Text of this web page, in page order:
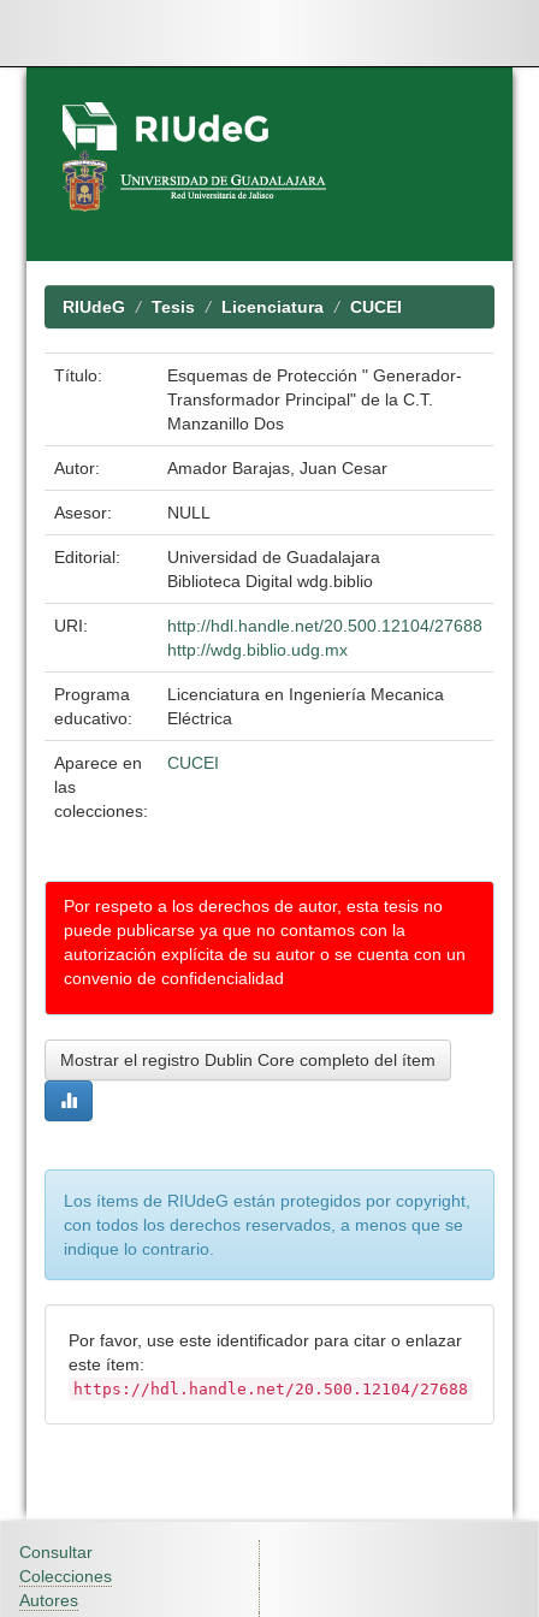
Skip
navigation
RIUdeG Tesis Licenciatura CUCEI
Título:
Esquemas de Protección " Generador-
Transformador Principal" de la C.T.
Manzanillo Dos
Autor: Amador Barajas, Juan Cesar
Asesor: NULL
Editorial:
Universidad de Guadalajara
Biblioteca Digital wdg.biblio
URI:
http://hdl.handle.net/20.500.12104/27688
http://wdg.biblio.udg.mx
Programa
educativo:
Licenciatura en Ingeniería Mecanica
Eléctrica
Aparece en
las
colecciones:
CUCEI
Por respeto a los derechos de autor, esta tesis no
puede publicarse ya que no contamos con la
autorización explícita de su autor o se cuenta con un
convenio de confidencialidad
Mostrar el registro Dublin Core completo del ítem
Los ítems de RIUdeG están protegidos por copyright,
con todos los derechos reservados, a menos que se
indique lo contrario.
Por favor, use este identificador para citar o enlazar
este ítem:
https://hdl.handle.net/20.500.12104/27688
Consultar
Colecciones
Autores